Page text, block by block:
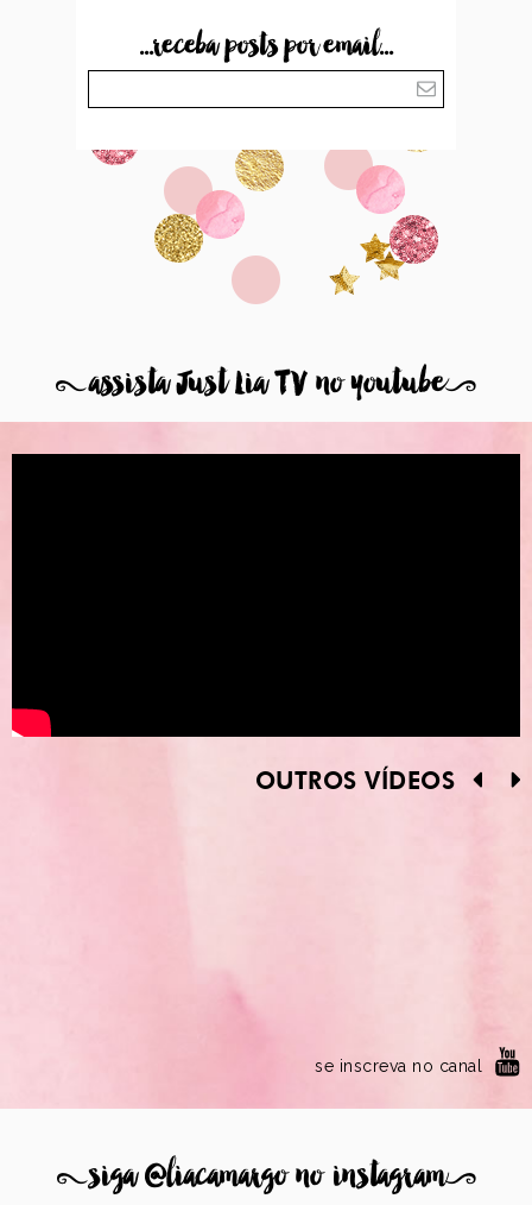
...receba posts por email...
8assista Just Lia TV no youtube9
OUTROS VÍDEOS
se inscreva no canal
8siga @liacamargo no instagram9